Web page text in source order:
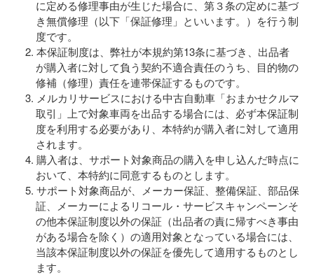
に定める修理事由が生じた場合に、第３条の定めに基づ
き無償修理（以下「保証修理」といいます。）を行う制
度です。
本保証制度は、弊社が本規約第13条に基づき、出品者
が購入者に対して負う契約不適合責任のうち、目的物の
修補（修理）責任を連帯保証するものです。
メルカリサービスにおける中古自動車「おまかせクルマ
取引」上で対象車両を出品する場合には、必ず本保証制
度を利用する必要があり、本特約が購入者に対して適用
されます。
購入者は、サポート対象商品の購入を申し込んだ時点に
おいて、本特約に同意するものとします。
サポート対象商品が、メーカー保証、整備保証、部品保
証、メーカーによるリコール・サービスキャンペーンそ
の他本保証制度以外の保証（出品者の責に帰すべき事由
がある場合を除く）の適用対象となっている場合には、
当該本保証制度以外の保証を優先して適用するものとし
ます。